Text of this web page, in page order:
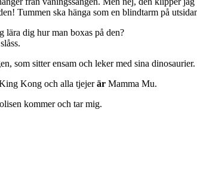
Tummen ska hänga som en blindtarm på
lära dig hur man boxas på den?
som sitter ensam och leker med sina
Kong och alla tjejerär Mamma Mu.
kommer och tar mig.